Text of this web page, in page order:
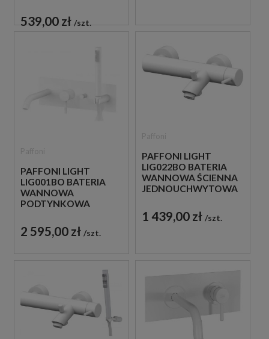
BIAŁA
539,00 zł szt.
PAFFONI LIGHT
LIG001BO BATERIA
WANNOWA
PODTYNKOWA
BIAŁA
2 595,00 zł szt.
PAFFONI LIGHT
LIG022BO BATERIA
WANNOWA ŚCIENNA
JEDNOUCHWYTOWA
1 439,00 zł szt.